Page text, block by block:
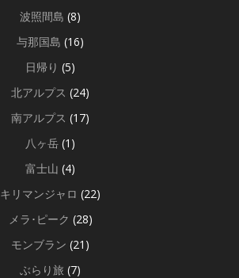
波照間島 (8)
与那国島 (16)
日帰り (5)
北アルプス (24)
南アルプス (17)
八ヶ岳 (1)
富士山 (4)
キリマンジャロ (22)
メラ･ピーク (28)
モンブラン (21)
ぶらり旅 (7)